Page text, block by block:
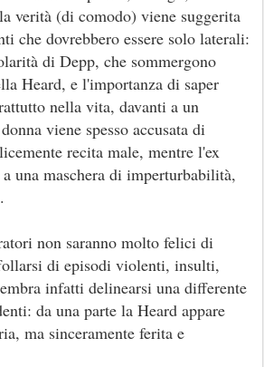
verità (di comodo) viene suggerita
che dovrebbero essere solo laterali:
di Depp, che sommergono
Heard, e l'importanza di saper
nella vita, davanti a un
viene spesso accusata di
recita male, mentre l'ex
una maschera di imperturbabilità,
non saranno molto felici di
di episodi violenti, insulti,
infatti delinearsi una differente
da una parte la Heard appare
ma sinceramente ferita e